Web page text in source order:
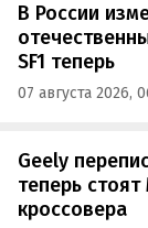
В России
SF1 теперь
07 августа 2026,
Geely
теперь
кроссовера